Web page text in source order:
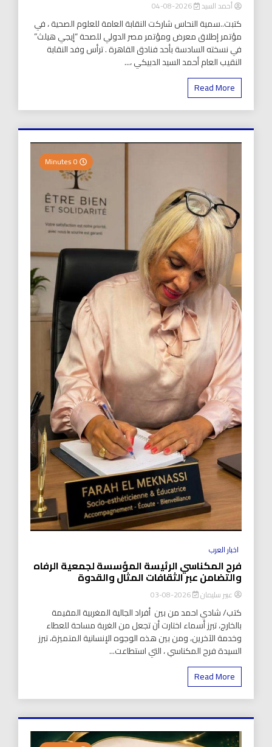
أحمد السيد 2026-08-04
كتبت..سمية النحاس شاركت النقابة العامة للعلوم الصحية ، في
مؤتمر إطلاق معرض ومؤتمر مصر الدولي للصحة “إيجي هيلث”
في نسخته السادسة بأحد فنادق القاهرة . ترأس وفد النقابة
النقيب العام أحمد السيد الدبيكي ،...
Read More
اخبار العرب
فرح المكناسي الرئيسة المؤسسة لجمعية الرفاه
والتضامن عبر الثقافات المثال والقدوة
عبير سليمان 2026-08-03
كتب/ شادي احمد من بين أفراد الجالية المغربية المقيمة
بالخارج، تبرز أسماء اختارت أن تجعل من الغربة مساحة للعطاء
وخدمة الآخرين، ومن بين هذه الوجوه الإنسانية المتميزة، تبرز
السيدة فرح المكناسي ، التي استطاعت...
Read More